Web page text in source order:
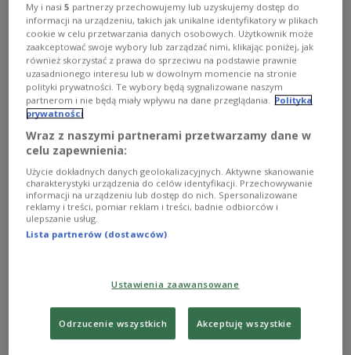
Raków nie zdołał wyrównać. Liga
Mistrzów się oddala
Piłkarze Rakowa Częstochowa przegrali w Sosnowcu z
FC Kopenhaga 0:1 w pierwszym meczu fazy play-off
eliminacji do piłkarskiej Ligi Mistrzów. Porażka stawia
Zobacz więcej na temat:SPORT Piłka nożna
Raków Częstochowa fc kopenhaga Kamil Grabara
My i nasi5 partnerzy przechowujemy lub uzyskujemy dostęp do
informacji na urządzeniu, takich jak unikalne identyfikatory w plikach
cookie w celu przetwarzania danych osobowych. Użytkownik może
zaakceptować swoje wybory lub zarządzać nimi, klikając poniżej, jak
również skorzystać z prawa do sprzeciwu na podstawie prawnie
uzasadnionego interesu lub w dowolnym momencie na stronie
polityki prywatności. Te wybory będą sygnalizowane naszym
partnerom i nie będą miały wpływu na dane przeglądania. Polityka
prywatności
Wraz z naszymi partnerami przetwarzamy dane w
celu zapewnienia:
Użycie dokładnych danych geolokalizacyjnych. Aktywne skanowanie
charakterystyki urządzenia do celów identyfikacji. Przechowywanie
informacji na urządzeniu lub dostęp do nich. Spersonalizowane
reklamy i treści, pomiar reklam i treści, badnie odbiorców i
ulepszanie usług.
Lista partnerów (dostawców)
Ustawienia zaawansowane
Odrzucenie wszystkich Akceptuję wszystkie